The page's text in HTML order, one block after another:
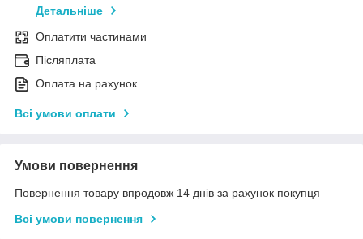
Детальніше
Оплатити частинами
Післяплата
Оплата на рахунок
Всі умови оплати
Умови повернення
Повернення товару впродовж 14 днів за рахунок покупця
Всі умови повернення